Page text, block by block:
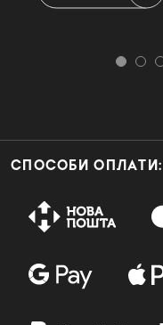
СПОСОБИ ОПЛАТИ: